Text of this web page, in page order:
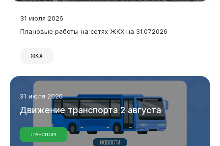
31 июля 2026
Плановые работы на сетях ЖКХ на 31.07.2026
ЖКХ
31 июля 2026
Движениетранспорта2августа
ТРАНСПОРТ